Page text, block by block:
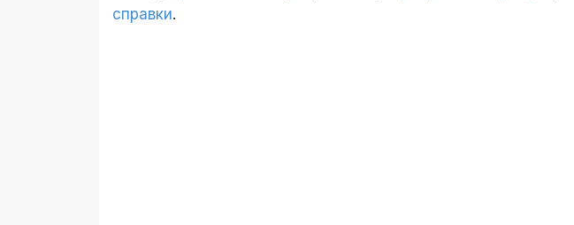
справки.